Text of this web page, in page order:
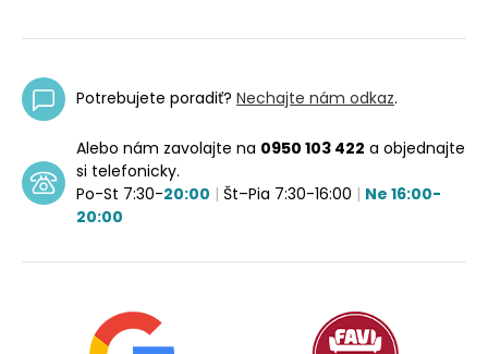
Potrebujete poradiť? Nechajte nám odkaz.
Alebo nám zavolajte na 0950 103 422 a objednajte
si telefonicky.
Po-St 7:30-20:00 | Št–Pia 7:30-16:00 | Ne 16:00-
20:00